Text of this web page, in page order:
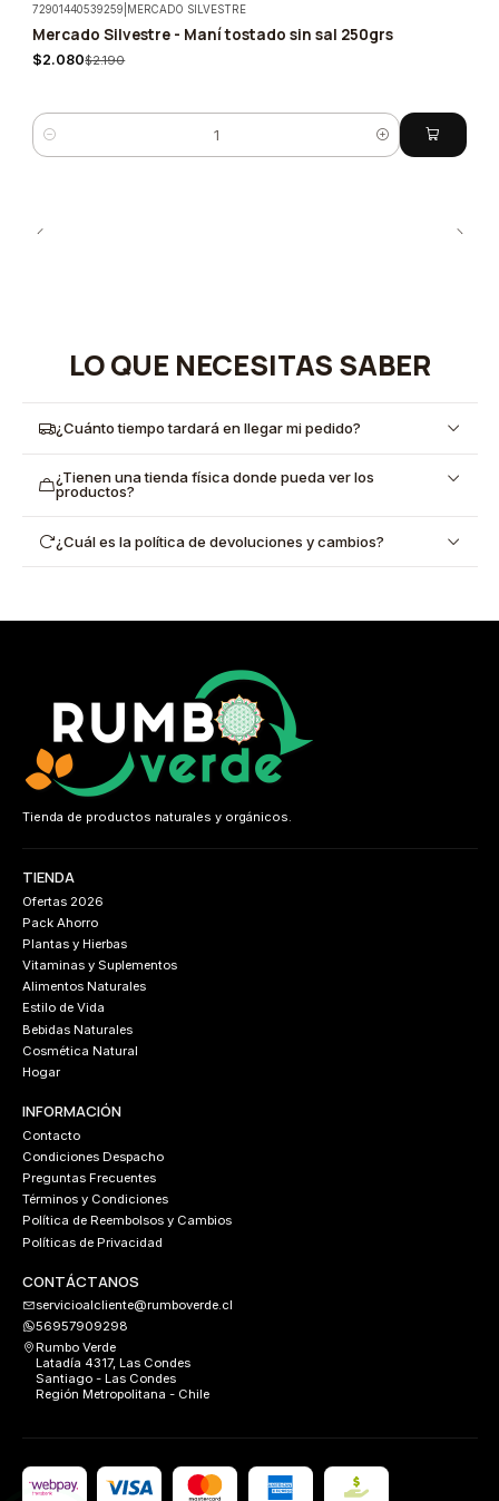
-5%
72901440539259 MERCADO SILVESTRE
Mercado Silvestre - Maní tostado sin sal 250grs
$2.080$2.190
Cantidad
LO QUE NECESITAS SABER
¿Cuánto tiempo tardará en llegar mi pedido?
¿Tienen una tienda física donde pueda ver los
productos?
¿Cuál es la política de devoluciones y cambios?
Tienda de productos naturales y orgánicos.
TIENDA
Ofertas 2026
Pack Ahorro
Plantas y Hierbas
Vitaminas y Suplementos
Alimentos Naturales
Estilo de Vida
Bebidas Naturales
Cosmética Natural
Hogar
INFORMACIÓN
Contacto
Condiciones Despacho
Preguntas Frecuentes
Términos y Condiciones
Política de Reembolsos y Cambios
Políticas de Privacidad
CONTÁCTANOS
servicioalcliente@rumboverde.cl
56957909298
Rumbo Verde
Latadía 4317, Las Condes
Santiago - Las Condes
Región Metropolitana - Chile